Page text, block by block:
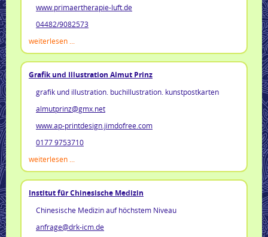
www.primaertherapie-luft.de
04482/9082573
weiterlesen ...
Grafik und Illustration Almut Prinz
grafik und illustration. buchillustration. kunstpostkarten
almutprinz@gmx.net
www.ap-printdesign.jimdofree.com
0177 9753710
weiterlesen ...
Institut für Chinesische Medizin
Chinesische Medizin auf höchstem Niveau
anfrage@drk-icm.de